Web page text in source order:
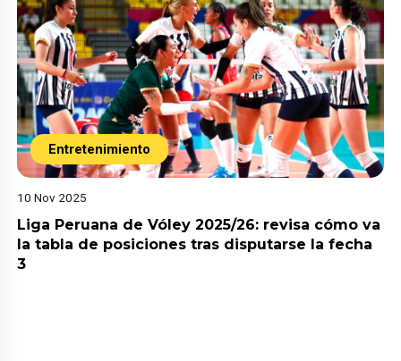
Entretenimiento
10 Nov 2025
Liga Peruana de Vóley 2025/26: revisa cómo va
la tabla de posiciones tras disputarse la fecha
3